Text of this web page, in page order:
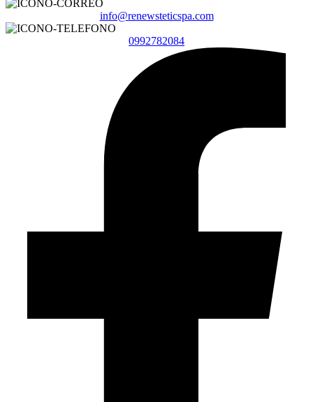
info@renewsteticspa.com
0992782084